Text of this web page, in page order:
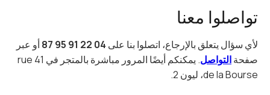
تواصلوا معنا
لأي سؤال يتعلق بالإرجاع، اتصلوا بنا على 04 22 91 95 87
أو عبر
صفحةالتواصل
. يمكنكم أيضًا المرور مباشرة بالمتجر في 41 rue
de la Bourse، ليون 2.